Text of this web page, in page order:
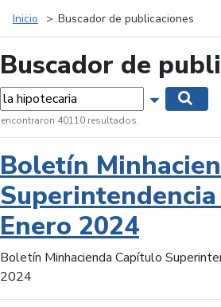
Inicio Buscador de publicaciones
Buscador de
Mostrar
encontraron 40110 resultados.
Boletín
Enero 2024
Boletín Minhacienda Capítulo
2024